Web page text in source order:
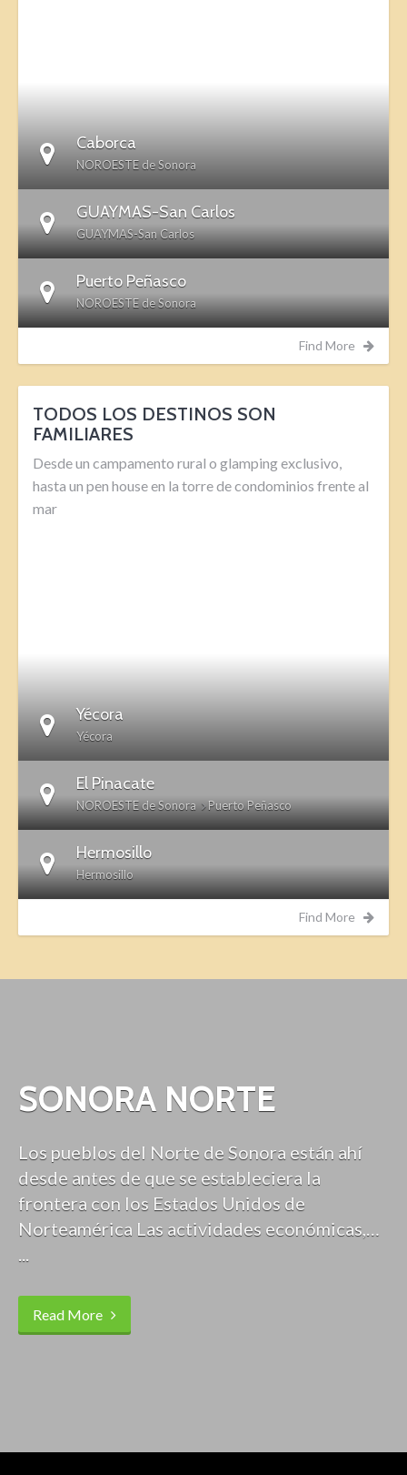
Caborca
NOROESTE de Sonora
GUAYMAS-San Carlos
GUAYMAS-San Carlos
Puerto Peñasco
NOROESTE de Sonora
Find More
TODOS LOS DESTINOS SON
FAMILIARES
Desde un campamento rural o glamping exclusivo,
hasta un pen house en la torre de condominios frente al
mar
Yécora
Yécora
El Pinacate
NOROESTE de Sonora Puerto Peñasco
Hermosillo
Hermosillo
Find More
SONORA NORTE
Los pueblos del Norte de Sonora están ahí
desde antes de que se estableciera la
frontera con los Estados Unidos de
Norteamérica Las actividades económicas,…
...
Read More